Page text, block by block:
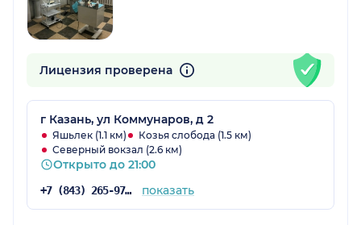
Лицензия проверена
г Казань, ул Коммунаров, д 2
Яшьлек (1.1 км)
Козья слобода (1.5 км)
Северный вокзал (2.6 км)
Открыто до 21:00
+7 (843) 265-97-97 показать